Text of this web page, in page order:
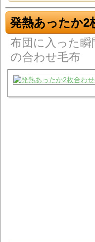
発熱あったか2
布団に入った
の合わせ毛布